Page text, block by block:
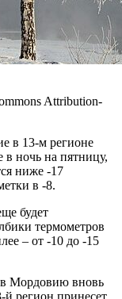
Attribution-
в 13-м регионе
в ночь на пятницу,
ниже -17
в -8.
будет
термометров
– от -10 до -15
в Мордовию вновь
регион принесет